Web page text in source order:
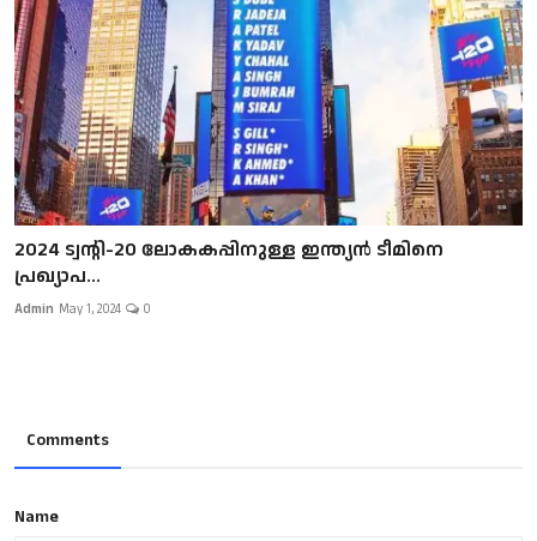
2024 ട്വന്റി-20 ലോകകപ്പിനുള്ള ഇന്ത്യന്‍ ടീമിനെ
പ്രഖ്യാപ...
Admin May 1, 2024 0
Comments
Name